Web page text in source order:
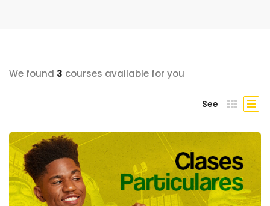
We found 3 courses available for you
See